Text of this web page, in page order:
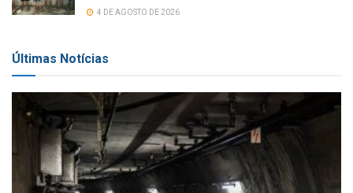
4 DE AGOSTO DE 2026
Últimas Notícias